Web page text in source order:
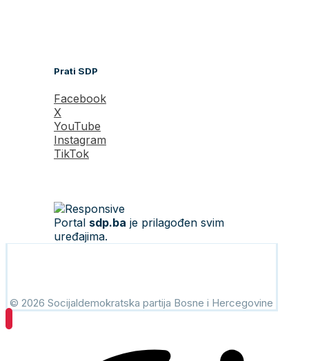
Prati SDP
Facebook
X
YouTube
Instagram
TikTok
Portal sdp.ba je prilagođen svim
uređajima.
© 2026 Socijaldemokratska partija Bosne i Hercegovine